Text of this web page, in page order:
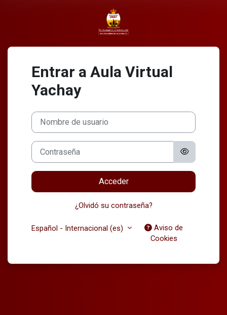
Entrar a Aula Virtual
Yachay
Nombre de usuario
Contraseña
Acceder
¿Olvidó su contraseña?
Español - Internacional ‎(es)‎
Aviso de
Cookies